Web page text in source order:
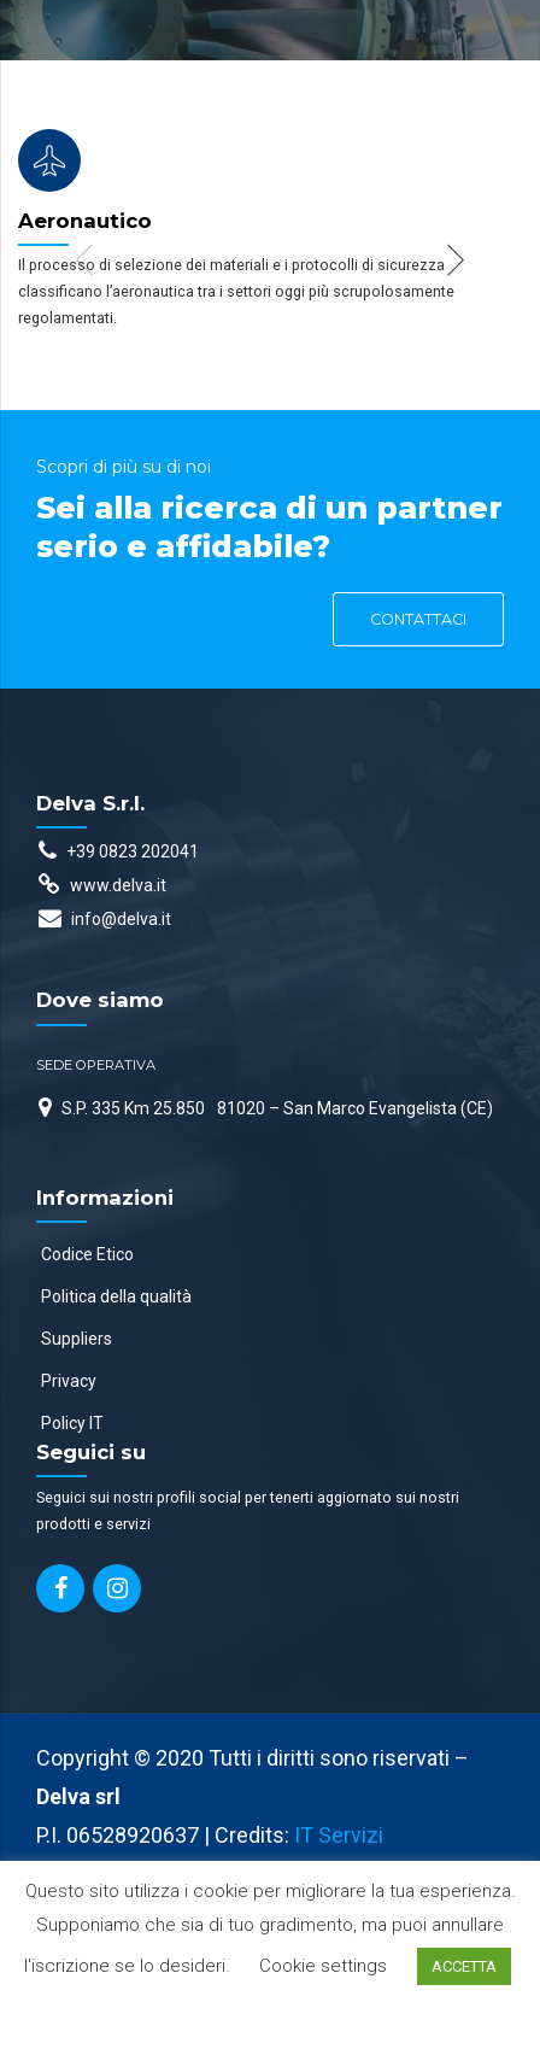
Aeronautico
Il processo di selezione dei materiali e i protocolli di sicurezza
classificano l’aeronautica tra i settori oggi più scrupolosamente
regolamentati.
Scopri di più su di noi
Sei alla ricerca di un partner
serio e affidabile?
CONTATTACI
Delva S.r.l.
+39 0823 202041
www.delva.it
info@delva.it
Dove siamo
SEDE OPERATIVA
S.P. 335 Km 25.850 81020 – San Marco Evangelista (CE)
Informazioni
Codice Etico
Politica della qualità
Suppliers
Privacy
Policy IT
Seguici su
Seguici sui nostri profili social per tenerti aggiornato sui nostri
prodotti e servizi
Copyright © 2020 Tutti i diritti sono riservati –
Delva srl
P.I. 06528920637 | Credits: IT Servizi
Home
Azienda Prodotti Servizi
Partners Contatti
Questo sito utilizza i cookie per migliorare la tua esperienza.
Supponiamo che sia di tuo gradimento, ma puoi annullare
l'iscrizione se lo desideri.
Cookie settings ACCETTA